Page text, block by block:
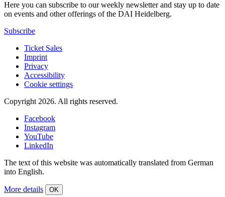
Here you can subscribe to our weekly newsletter and stay up to date
on events and other offerings of the DAI Heidelberg.
Subscribe
Ticket Sales
Imprint
Privacy
Accessibility
Cookie settings
Copyright 2026. All rights reserved.
Facebook
Instagram
YouTube
LinkedIn
The text of this website was automatically translated from German
into English.
More details OK